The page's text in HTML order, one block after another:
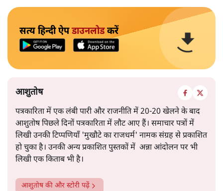
सत्य हिन्दी ऐपडाउनलोडकरें
आशुतोष
पत्रकारिता में एक लंबी पारी और राजनीति में 20-20 खेलने के बाद
आशुतोष पिछले दिनों पत्रकारिता में लौट आए हैं। समाचार पत्रों में
लिखी उनकी टिप्पणियाँ 'मुखौटे का राजधर्म' नामक संग्रह से प्रकाशित
हो चुका है। उनकी अन्य प्रकाशित पुस्तकों में अन्ना आंदोलन पर भी
लिखी एक किताब भी है।
आशुतोषकी और स्टोरी पढ़ें